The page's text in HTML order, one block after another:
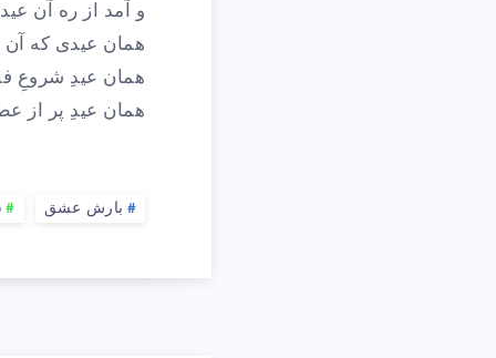
و آمد از ره آن
همان عیدی که آن
همان عیدِ شروعِ
همان عیدِ پر از
بارش عشق